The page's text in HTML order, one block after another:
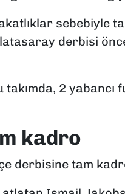
sebebiyle
derbisi
takımda, 2
kadro
derbisine tam